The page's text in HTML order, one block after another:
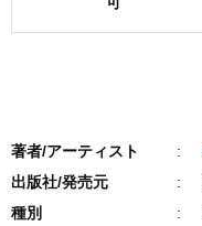
著者/アーティスト
出版社/発売元
種別